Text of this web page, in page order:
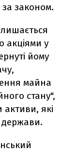
за законом.
акціями у
йому
майна
стану",
які
держави.